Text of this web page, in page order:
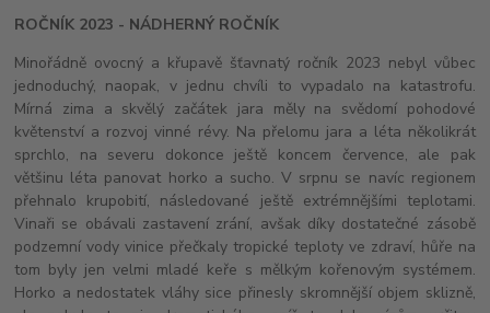
ROČNÍK 2023 - NÁDHERNÝ ROČNÍK
Minořádně ovocný a křupavě šťavnatý ročník 2023 nebyl vůbec
jednoduchý, naopak, v jednu chvíli to vypadalo na katastrofu.
Mírná zima a skvělý začátek jara měly na svědomí pohodové
květenství a rozvoj vinné révy. Na přelomu jara a léta několikrát
sprchlo, na severu dokonce ještě koncem července, ale pak
většinu léta panovat horko a sucho. V srpnu se navíc regionem
přehnalo krupobití, následované ještě extrémnějšími teplotami.
Vinaři se obávali zastavení zrání, avšak díky dostatečné zásobě
podzemní vody vinice přečkaly tropické teploty ve zdraví, hůře na
tom byly jen velmi mladé keře s mělkým kořenovým systémem.
Horko a nedostatek vláhy sice přinesly skromnější objem sklizně,